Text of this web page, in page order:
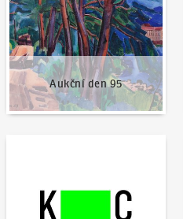
Aukční den 95